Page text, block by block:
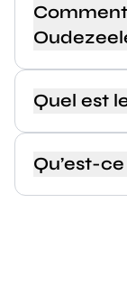
Quel est
Qu’est-